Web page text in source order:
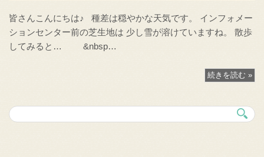
皆さんこんにちは♪ 種差は穏やかな天気です。 インフォメー
ションセンター前の芝生地は 少し雪が溶けていますね。 散歩
してみると… &nbsp…
続きを読む »